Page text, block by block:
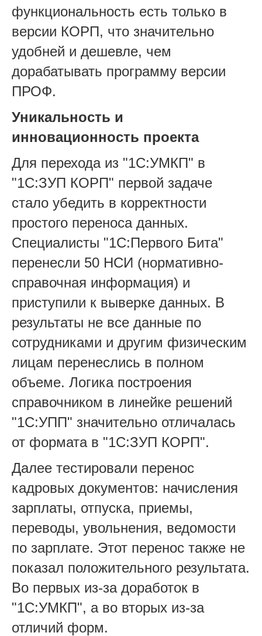
функциональность есть только в
версии КОРП, что значительно
удобней и дешевле, чем
дорабатывать программу версии
ПРОФ.
Уникальность и
инновационность проекта
Для перехода из "1С:УМКП" в
"1С:ЗУП КОРП" первой задаче
стало убедить в корректности
простого переноса данных.
Специалисты "1С:Первого Бита"
перенесли 50 НСИ (нормативно-
справочная информация) и
приступили к выверке данных. В
результаты не все данные по
сотрудниками и другим физическим
лицам перенеслись в полном
объеме. Логика построения
справочником в линейке решений
"1С:УПП" значительно отличалась
от формата в "1С:ЗУП КОРП".
Далее тестировали перенос
кадровых документов: начисления
зарплаты, отпуска, приемы,
переводы, увольнения, ведомости
по зарплате. Этот перенос также не
показал положительного результата.
Во первых из-за доработок в
"1С:УМКП", а во вторых из-за
отличий форм.